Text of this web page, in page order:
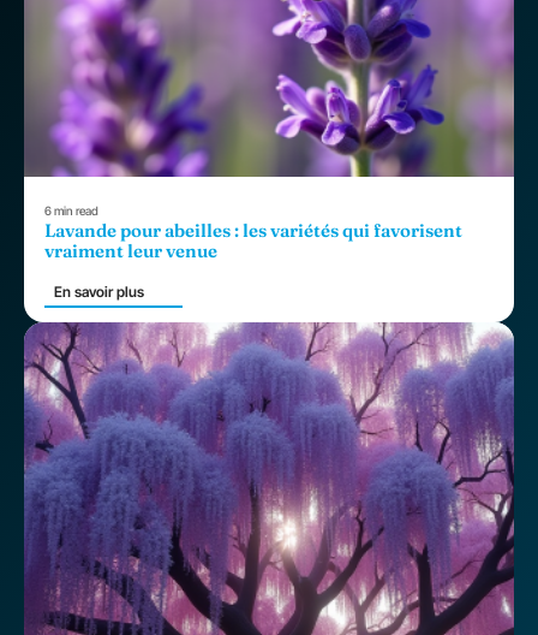
6 min read
Lavande pour abeilles : les variétés qui favorisent
vraiment leur venue
En savoir plus